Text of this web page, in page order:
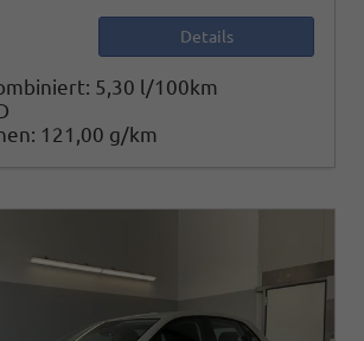
Details
5,30 l/100km
121,00 g/km